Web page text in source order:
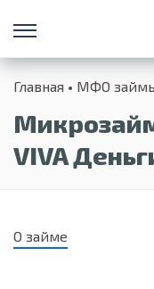
Главная МФО
VIVA
О займе